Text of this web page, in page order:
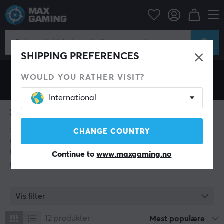
SHIPPING PREFERENCES
WOULD YOU RATHER VISIT?
International
CHANGE COUNTRY
Continue towww.maxgaming.no
Sennheiser
Sennheiser
Sennheiser har siden oppstarten i 1945 vært synonymt
med tysk ingeniørkunst og en utrettelig lidenskap for
perfekt lyd. Som en av verdens fremste aktører innen
hodetelefoner og mikrofoner har de satt standarden for
hvordan både proffer og entusiaster opplever lyd. Med
Sennheiser med å kombinere teknisk presisjon med et
sitt, er valget av Sennheiser en investering i både
Vis filter
12 produkter Mest populære